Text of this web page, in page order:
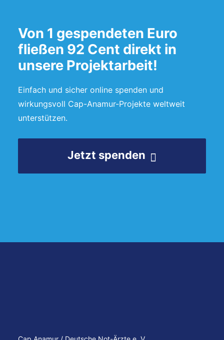
Von 1 gespendeten Euro
fließen 92 Cent direkt in
unsere Projektarbeit!
Einfach und sicher online spenden und
wirkungsvoll Cap-Anamur-Projekte weltweit
unterstützen.
Jetzt spenden